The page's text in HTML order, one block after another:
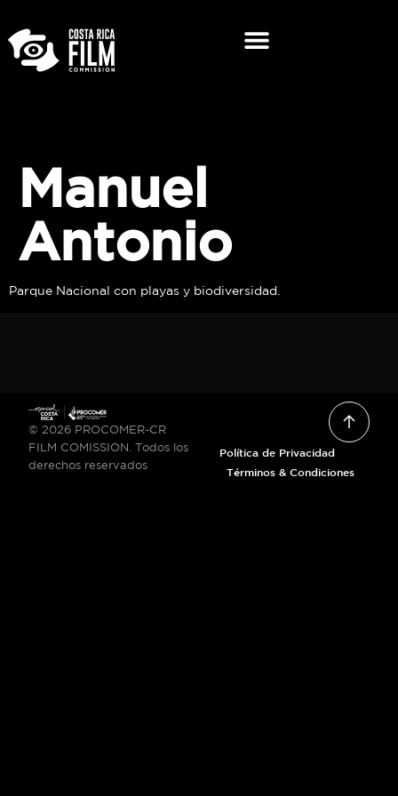
Manuel
Antonio
Parque Nacional con playas y biodiversidad.
© 2026 PROCOMER-CR
FILM COMISSION. Todos los
derechos reservados
Política de Privacidad
Términos & Condiciones